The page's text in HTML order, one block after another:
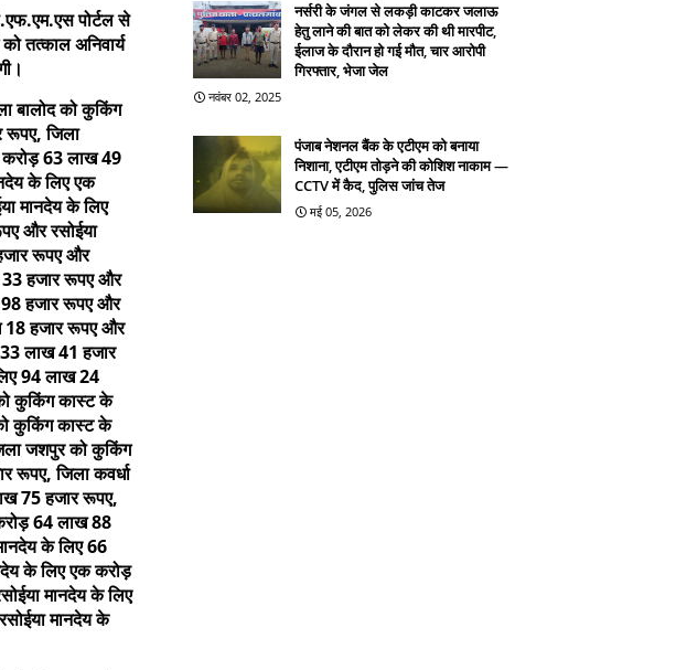
पोर्टल से
तत्काल अनिवार्य
बालोद को कुकिंग
रूपए, जिला
करोड़ 63 लाख 49
के लिए एक
मानदेय के लिए
और रसोईया
रूपए और
33 हजार रूपए और
98 हजार रूपए और
18 हजार रूपए और
लाख 41 हजार
94 लाख 24
कुकिंग कास्ट के
कुकिंग कास्ट के
जशपुर को कुकिंग
रूपए, जिला कवर्धा
75 हजार रूपए,
64 लाख 88
के लिए 66
के लिए एक करोड़
मानदेय के लिए
मानदेय के
नर्सरी के जंगल से लकड़ी काटकर जलाऊ
हेतु लाने की बात को लेकर की थी मारपीट,
ईलाज के दौरान हो गई मौत, चार आरोपी
गिरफ्तार, भेजा जेल
नवंबर 02, 2025
पंजाब नेशनल बैंक के एटीएम को बनाया
निशाना, एटीएम तोड़ने की कोशिश नाकाम —
CCTV में कैद, पुलिस जांच तेज
मई 05, 2026